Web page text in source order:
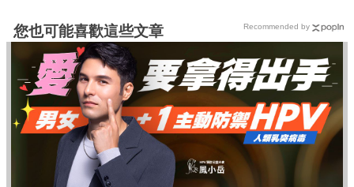
您也可能喜歡這些文章 Recommended by